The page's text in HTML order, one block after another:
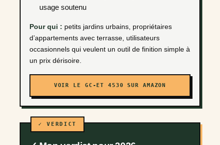
usage soutenu
Pour qui : petits jardins urbains, propriétaires
d’appartements avec terrasse, utilisateurs
occasionnels qui veulent un outil de finition simple à
un prix dérisoire.
VOIR LE GC-ET 4530 SUR AMAZON